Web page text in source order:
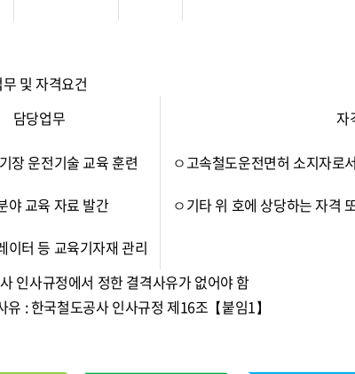
및 자격요건
담당업무
자
장 운전기술 교육 훈련
야 교육 자료 발간
이터 등 교육기자재 관리
ㅇ고속철도운전면허 소지자로
ㅇ기타 위 호에 상당하는 자격
인사규정에서 정한 결격사유가 없어야 함
유 : 한국철도공사 인사규정 제16조【붙임1】